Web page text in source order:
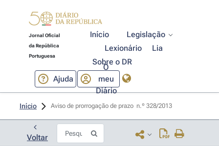
Jornal Oficial
da República
Portuguesa
Início
Legislação
Lexionário
Lia
Sobre o DR
Ajuda
O
meu
Diário
Início Aviso de prorrogação de prazo  n.º 328/2013
Voltar